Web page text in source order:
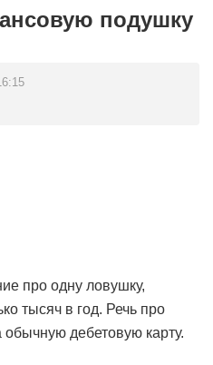
подушку
про одну ловушку,
тысяч в год. Речь про
дебетовую карту.